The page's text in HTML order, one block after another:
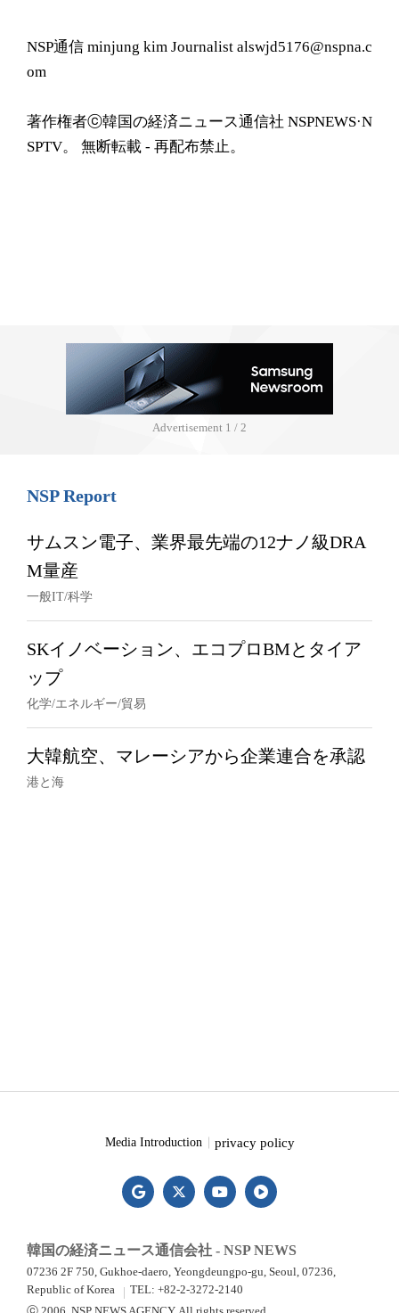
NSP通信 minjung kim Journalist alswjd5176@nspna.c
om
著作権者ⓒ韓国の経済ニュース通信社 NSPNEWS·N
SPTV。 無断転載 - 再配布禁止。
Advertisement 1 / 2
NSP Report
サムスン電子、業界最先端の12ナノ級DRA
M量産
一般IT/科学
SKイノベーション、エコプロBMとタイア
ップ
化学/エネルギー/貿易
大韓航空、マレーシアから企業連合を承認
港と海
Media Introduction privacy policy
韓国の経済ニュース通信会社 - NSP NEWS
07236 2F 750, Gukhoe-daero, Yeongdeungpo-gu, Seoul, 07236,
Republic of Korea
TEL: +82-2-3272-2140